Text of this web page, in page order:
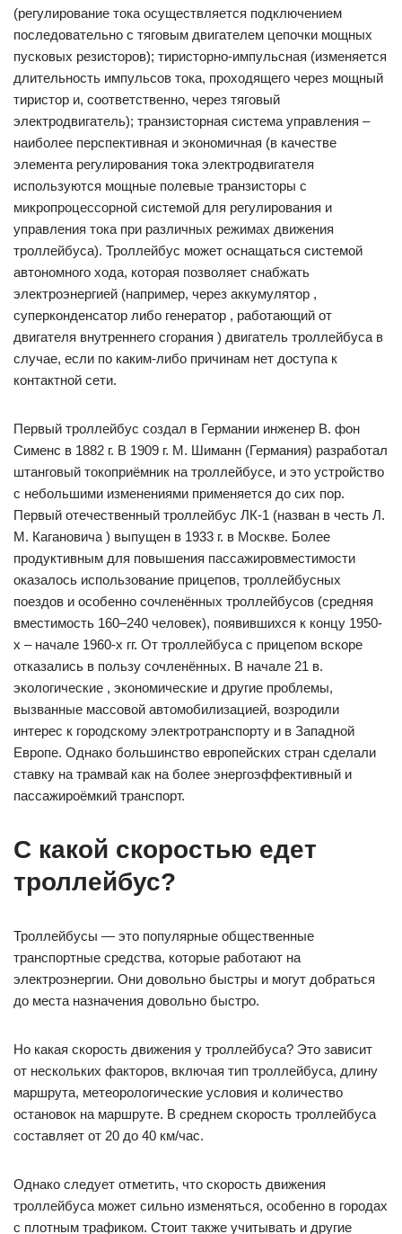
(регулирование тока осуществляется подключением
последовательно с тяговым двигателем цепочки мощных
пусковых резисторов); тиристорно-импульсная (изменяется
длительность импульсов тока, проходящего через мощный
тиристор и, соответственно, через тяговый
электродвигатель); транзисторная система управления –
наиболее перспективная и экономичная (в качестве
элемента регулирования тока электродвигателя
используются мощные полевые транзисторы с
микропроцессорной системой для регулирования и
управления тока при различных режимах движения
троллейбуса). Троллейбус может оснащаться системой
автономного хода, которая позволяет снабжать
электроэнергией (например, через аккумулятор ,
суперконденсатор либо генератор , работающий от
двигателя внутреннего сгорания ) двигатель троллейбуса в
случае, если по каким-либо причинам нет доступа к
контактной сети.
Первый троллейбус создал в Германии инженер В. фон
Сименс в 1882 г. В 1909 г. М. Шиманн (Германия) разработал
штанговый токоприёмник на троллейбусе, и это устройство
с небольшими изменениями применяется до сих пор.
Первый отечественный троллейбус ЛК-1 (назван в честь Л.
М. Кагановича ) выпущен в 1933 г. в Москве. Более
продуктивным для повышения пассажировместимости
оказалось использование прицепов, троллейбусных
поездов и особенно сочленённых троллейбусов (средняя
вместимость 160–240 человек), появившихся к концу 1950-
х – начале 1960-х гг. От троллейбуса с прицепом вскоре
отказались в пользу сочленённых. В начале 21 в.
экологические , экономические и другие проблемы,
вызванные массовой автомобилизацией, возродили
интерес к городскому электротранспорту и в Западной
Европе. Однако большинство европейских стран сделали
ставку на трамвай как на более энергоэффективный и
пассажироёмкий транспорт.
С какой скоростью едет
троллейбус?
Троллейбусы — это популярные общественные
транспортные средства, которые работают на
электроэнергии. Они довольно быстры и могут добраться
до места назначения довольно быстро.
Но какая скорость движения у троллейбуса? Это зависит
от нескольких факторов, включая тип троллейбуса, длину
маршрута, метеорологические условия и количество
остановок на маршруте. В среднем скорость троллейбуса
составляет от 20 до 40 км/час.
Однако следует отметить, что скорость движения
троллейбуса может сильно изменяться, особенно в городах
с плотным трафиком. Стоит также учитывать и другие